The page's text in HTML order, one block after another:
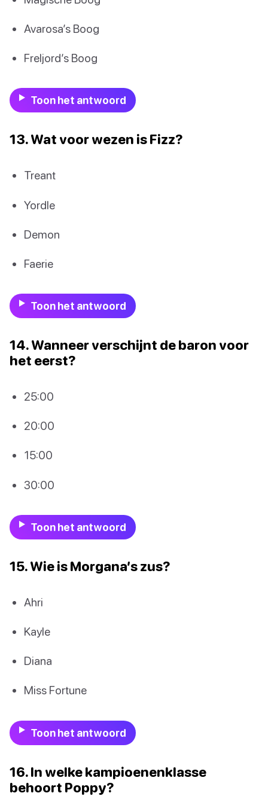
Avarosa’s Boog
Freljord’s Boog
Toon het antwoord
13. Wat voor wezen is Fizz?
Treant
Yordle
Demon
Faerie
Toon het antwoord
14. Wanneer verschijnt de baron voor
het eerst?
25:00
20:00
15:00
30:00
Toon het antwoord
15. Wie is Morgana’s zus?
Ahri
Kayle
Diana
Miss Fortune
Toon het antwoord
16. In welke kampioenenklasse
behoort Poppy?